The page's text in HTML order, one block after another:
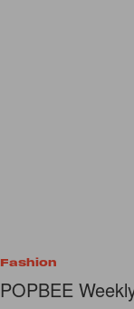
Fashion
POPBEE